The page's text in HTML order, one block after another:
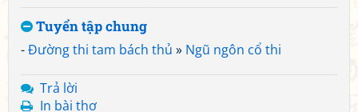
Tuyển tập chung
-Đường thi tam bách thủ » Ngũ ngôn cổ thi
Trả lời
In bài thơ